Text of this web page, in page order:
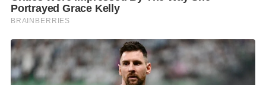
ส่วนร่วมของประชาชนในการปรับปรุงบำรุงดินโดยใช้ปุ๋ย
หมักในพื้นที่สวนสาธารณะของเมืองซานโฮเซ ทุกวันที่ 5
ธันวาคม โดยดำเนินการมาอย่างต่อเนื่องตั้งแต่ปี 2558 จน
เป็นประเพณี ซึ่งกิจกรรมได้เชื่อมโยงสู่การแก้ปัญหาสิ่ง
แวดล้อมที่สำคัญ 2 ประการคือ มลพิษทางดิน